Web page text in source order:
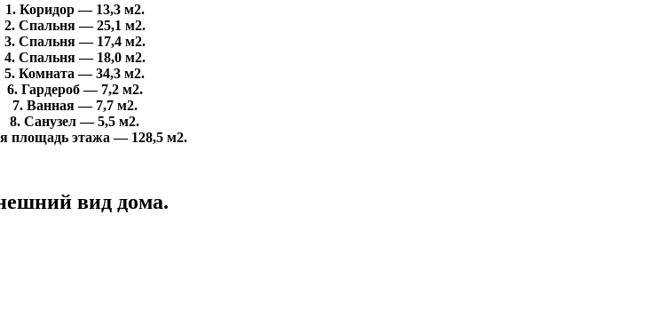
1. Коридор — 13,3 м2.
2. Спальня — 25,1 м2.
3. Спальня — 17,4 м2.
4. Спальня — 18,0 м2.
5. Комната — 34,3 м2.
6. Гардероб — 7,2 м2.
7. Ванная — 7,7 м2.
8. Санузел — 5,5 м2.
площадь этажа — 128,5 м2.
вид дома.